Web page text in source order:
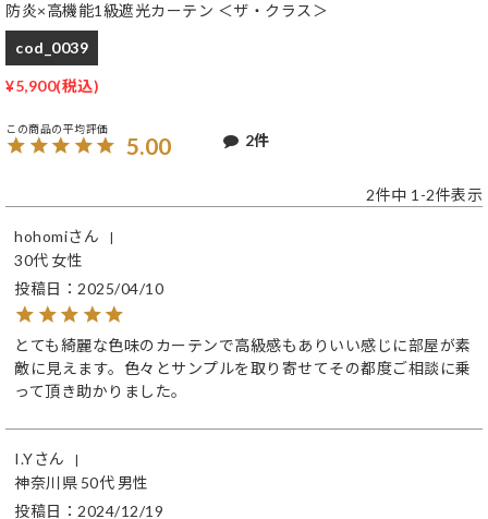
防炎×高機能1級遮光カーテン ＜ザ・クラス＞
cod_0039
¥5,900
5.00 2
2件中 1 -2件表示
hohomi
30代 女性
投稿日
2025/04/10
とても綺麗な色味のカーテンで高級感もありいい感じに部屋が素
敵に見えます。色々とサンプルを取り寄せてその都度ご相談に乗
って頂き助かりました。
I.Y
神奈川県 50代男性
投稿日
2024/12/19